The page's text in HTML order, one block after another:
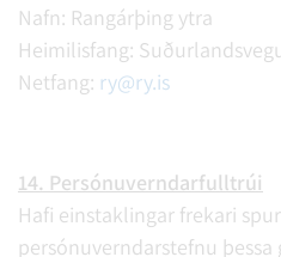
Nafn: Rangárþing ytra
Heimilisfang:
Netfang: ry@ry.is
14. Persónuverndarfulltrúi
Hafi einstaklingar frekari
persónuverndarstefnu